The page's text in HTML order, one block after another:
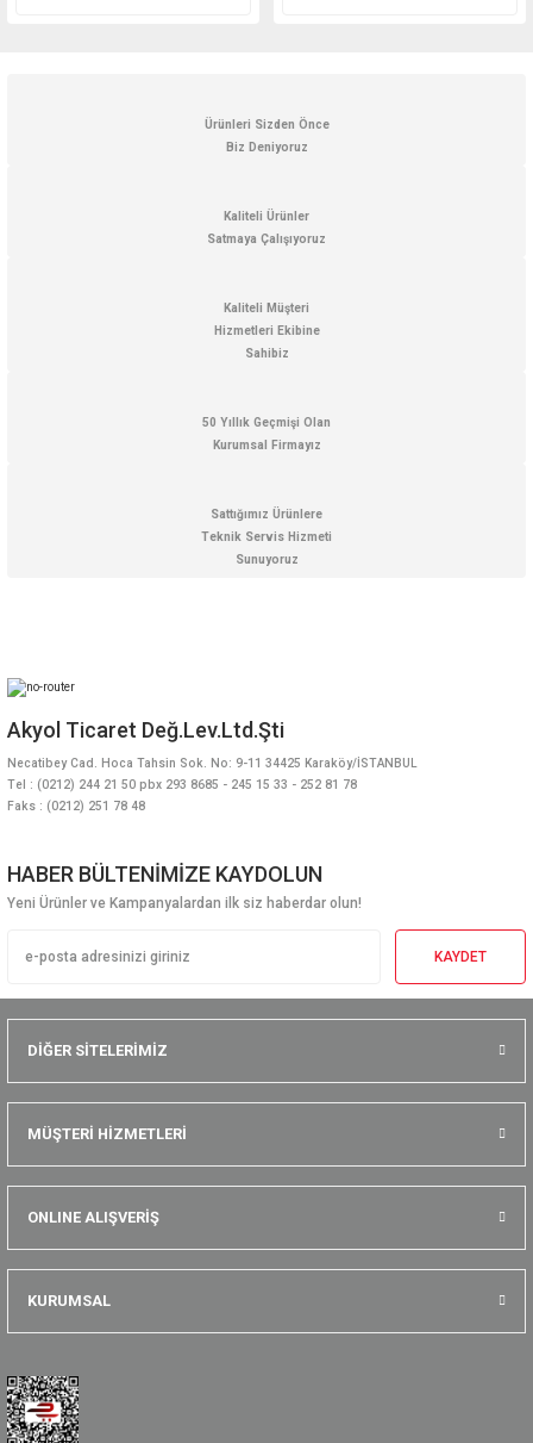
Ürünleri Sizden Önce
Biz Deniyoruz
Kaliteli Ürünler
Satmaya Çalışıyoruz
Kaliteli Müşteri
Hizmetleri Ekibine
Sahibiz
50 Yıllık Geçmişi Olan
Kurumsal Firmayız
Sattığımız Ürünlere
Teknik Servis Hizmeti
Sunuyoruz
Akyol Ticaret Değ.Lev.Ltd.Şti
Necatibey Cad. Hoca Tahsin Sok. No: 9-11 34425 Karaköy/İSTANBUL
Tel : (0212) 244 21 50 pbx 293 8685 - 245 15 33 - 252 81 78
Faks : (0212) 251 78 48
HABER BÜLTENİMİZE KAYDOLUN
Yeni Ürünler ve Kampanyalardan ilk siz haberdar olun!
KAYDET
DİĞER SİTELERİMİZ
MÜŞTERİ HİZMETLERİ
ONLINE ALIŞVERİŞ
KURUMSAL